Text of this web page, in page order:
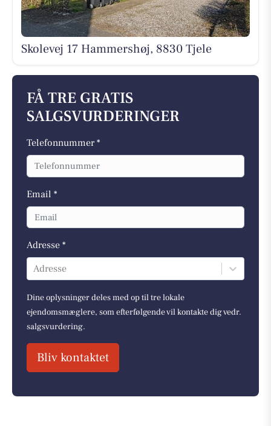
Skolevej 17 Hammershøj, 8830 Tjele
FÅ TRE GRATIS
SALGSVURDERINGER
Telefonnummer *
Email *
Adresse *
Adresse
Dine oplysninger deles med op til tre lokale
ejendomsmæglere, som efterfølgende vil kontakte dig vedr.
salgsvurdering.
Bliv kontaktet